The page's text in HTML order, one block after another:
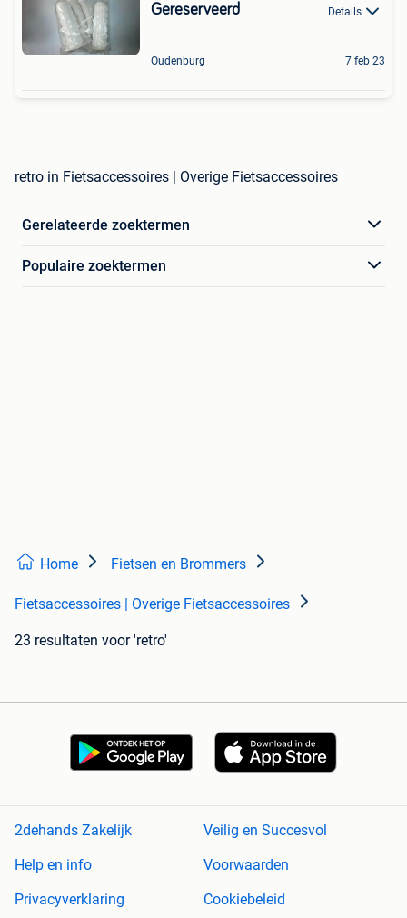
Gereserveerd Details
Oudenburg 7 feb 23
retro in Fietsaccessoires | Overige Fietsaccessoires
Gerelateerde zoektermen
Populaire zoektermen
Home Fietsen en Brommers
Fietsaccessoires | Overige Fietsaccessoires
23 resultaten voor 'retro'
2dehands Zakelijk
Veilig en Succesvol
Help en info
Voorwaarden
Privacyverklaring
Cookiebeleid